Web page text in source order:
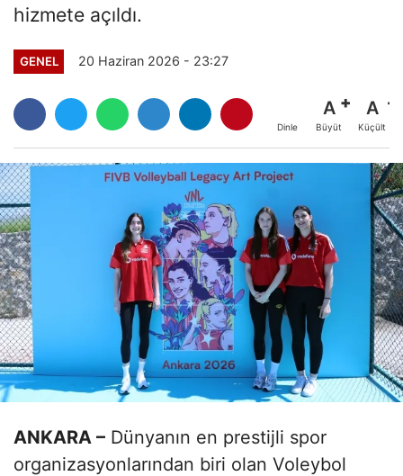
hizmete açıldı.
GENEL 20 Haziran 2026 - 23:27
Dinle
A
Büyüt
A
Küçült
ANKARA – Dünyanın en prestijli spor
organizasyonlarından biri olan Voleybol